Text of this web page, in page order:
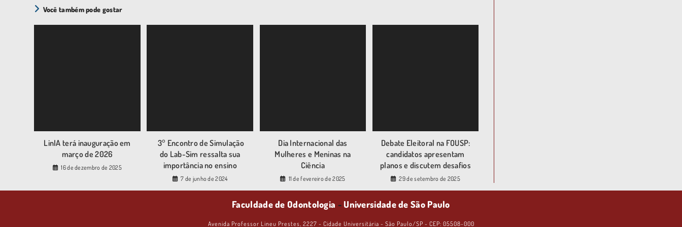
Você também pode gostar
LinIA terá inauguração em
março de 2026
16 de dezembro de 2025
3° Encontro de Simulação
do Lab-Sim ressalta sua
importância no ensino
7 de junho de 2024
Dia Internacional das
Mulheres e Meninas na
Ciência
11 de fevereiro de 2025
Debate Eleitoral na FOUSP:
candidatos apresentam
planos e discutem desafios
29 de setembro de 2025
Faculdade de Odontologia - Universidade de São Paulo
Avenida Professor Lineu Prestes, 2227 - Cidade Universitária - São Paulo/SP - CEP: 05508-000